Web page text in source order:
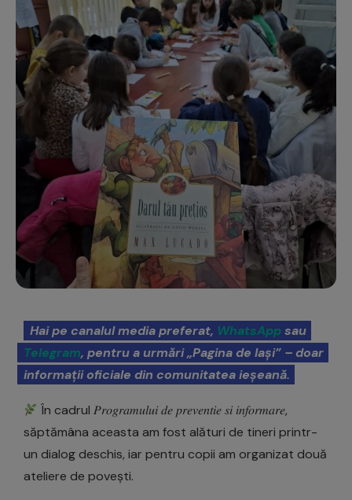
Hai pe canalul media preferat, WhatsAppsau
Telegram, pentru a urmări „Pagina de Iași” – doar
informații oficiale din comunitatea ieșeană.
În cadrul 𝑃𝑟𝑜𝑔𝑟𝑎𝑚𝑢𝑙𝑢𝑖 𝑑𝑒 𝑝𝑟𝑒𝑣𝑒𝑛𝑡𝑖𝑒 𝑠𝑖 𝑖𝑛𝑓𝑜𝑟𝑚𝑎𝑟𝑒,
săptămâna aceasta am fost alături de tineri printr-
un dialog deschis, iar pentru copii am organizat două
ateliere de povești.